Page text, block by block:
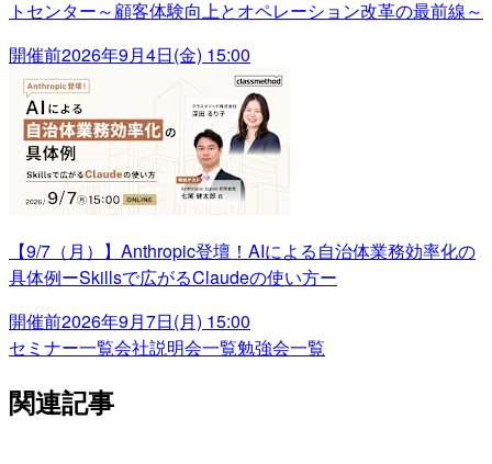
トセンター～顧客体験向上とオペレーション改革の最前線～
開催前2026年9月4日(金) 15:00
【9/7（月）】Anthropic登壇！AIによる自治体業務効率化の
具体例ーSkillsで広がるClaudeの使い方ー
開催前2026年9月7日(月) 15:00
セミナー一覧会社説明会一覧勉強会一覧
関連記事